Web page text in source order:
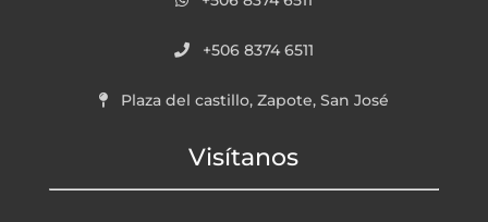
+506 8374 6511
Plaza del castillo, Zapote, San José
Visítanos